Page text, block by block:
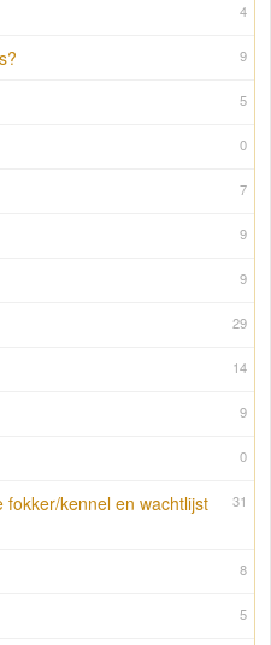
4
9
5
0
7
9
9
29
14
9
0
31
kennel en wachtlijst
8
5